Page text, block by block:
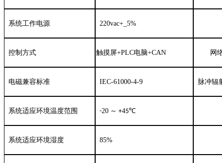
系统工作电源 220vac+_5%
控制方式 触摸屏+PLC电脑+CAN 网
电磁兼容标准 IEC-61000-4-9 脉冲辐
系统适应环境温度范围 -20 ～ +45℃
系统适应环境湿度 85%